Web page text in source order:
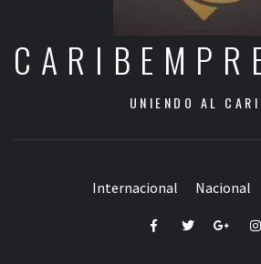
UNIENDO AL
Internacional Nacional
FacebookTwitterGoogle+